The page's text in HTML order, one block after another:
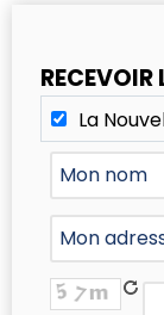
RECEVOIR
La